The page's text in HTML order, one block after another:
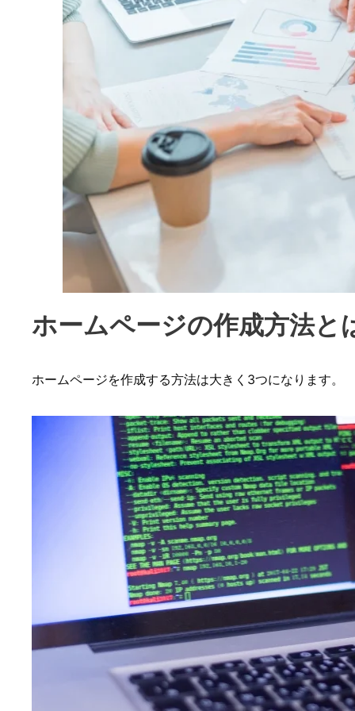
ホームページの作成方法と
ホームページを作成する方法は大きく3つになります。